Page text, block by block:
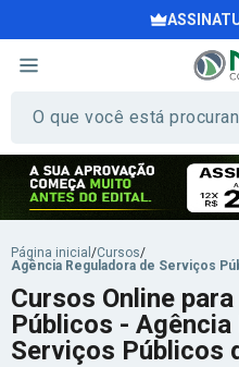
Página inicial /Cursos/
Agência Reguladora de Serviços
Cursos Online
Públicos -
Serviços Públicos